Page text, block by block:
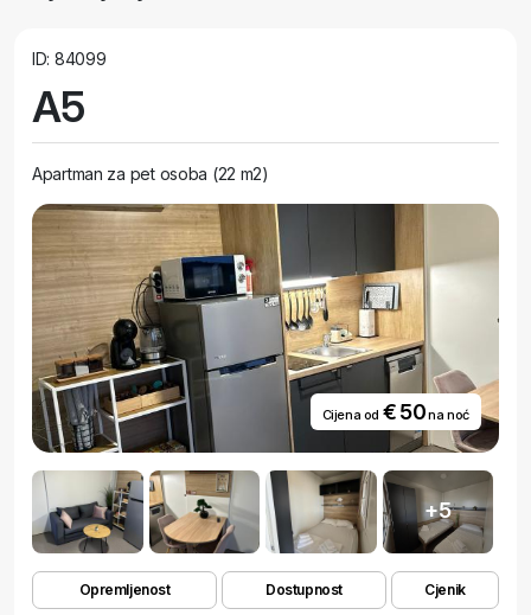
ID: 84099
A5
Apartman za pet osoba (22 m2)
Cijena od € 50na noć
+5
Opremljenost Dostupnost Cjenik